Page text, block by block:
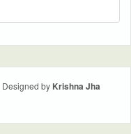
Designed by Krishna Jha